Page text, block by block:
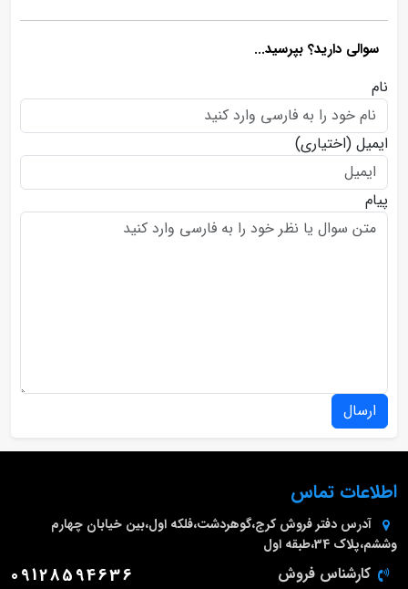
سوالی دارید؟ بپرسید...
نام
ایمیل (اختیاری)
پیام
ارسال
اطلاعات تماس
آدرس دفتر فروش کرج،گوهردشت،فلکه اول،بین خیابان چهارم
وششم،پلاک 34،طبقه اول
کارشناس فروش 09128594636